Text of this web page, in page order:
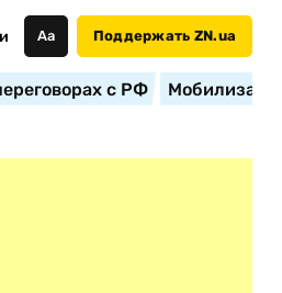
Аа Поддержать ZN.ua
с РФ